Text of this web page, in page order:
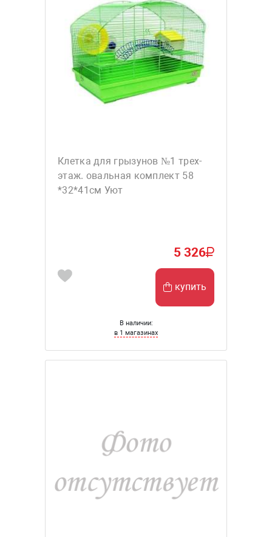
Клетка для грызунов №1 трех-
этаж. овальная комплект 58
*32*41см Уют
5 326
купить
В наличии:
в 1 магазинах